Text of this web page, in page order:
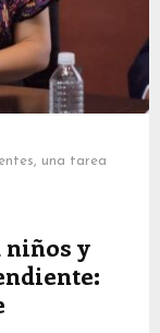
una tarea
y